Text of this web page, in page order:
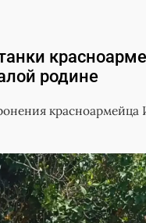
родине
красноармейца